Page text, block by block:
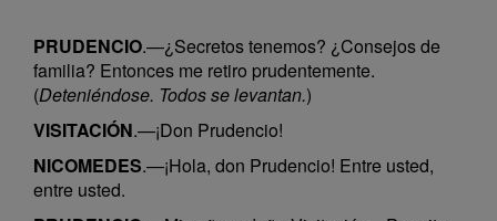
PRUDENCIO.—¿Secretos tenemos? ¿Consejos de
familia? Entonces me retiro prudentemente.
(Deteniéndose. Todos se levantan.)
VISITACIÓN.—¡Don Prudencio!
NICOMEDES.—¡Hola, don Prudencio! Entre usted,
entre usted.